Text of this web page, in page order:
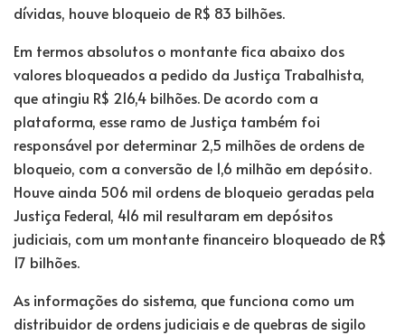
dívidas, houve bloqueio de R$ 83 bilhões.
Em termos absolutos o montante fica abaixo dos
valores bloqueados a pedido da Justiça Trabalhista,
que atingiu R$ 216,4 bilhões. De acordo com a
plataforma, esse ramo de Justiça também foi
responsável por determinar 2,5 milhões de ordens de
bloqueio, com a conversão de 1,6 milhão em depósito.
Houve ainda 506 mil ordens de bloqueio geradas pela
Justiça Federal, 416 mil resultaram em depósitos
judiciais, com um montante financeiro bloqueado de R$
17 bilhões.
As informações do sistema, que funciona como um
distribuidor de ordens judiciais e de quebras de sigilo